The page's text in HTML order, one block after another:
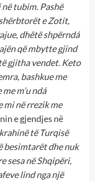
tubim. Pashë
e Zotit,
dhêtë shpërndá
që mbytte gjind
gjitha vendet. Keto
bashkue me
m’u ndá
mi në rrezik me
e gjendjes në
të Turqisë
besimtarët dhe nuk
sesa në Shqipëri,
lind nga një